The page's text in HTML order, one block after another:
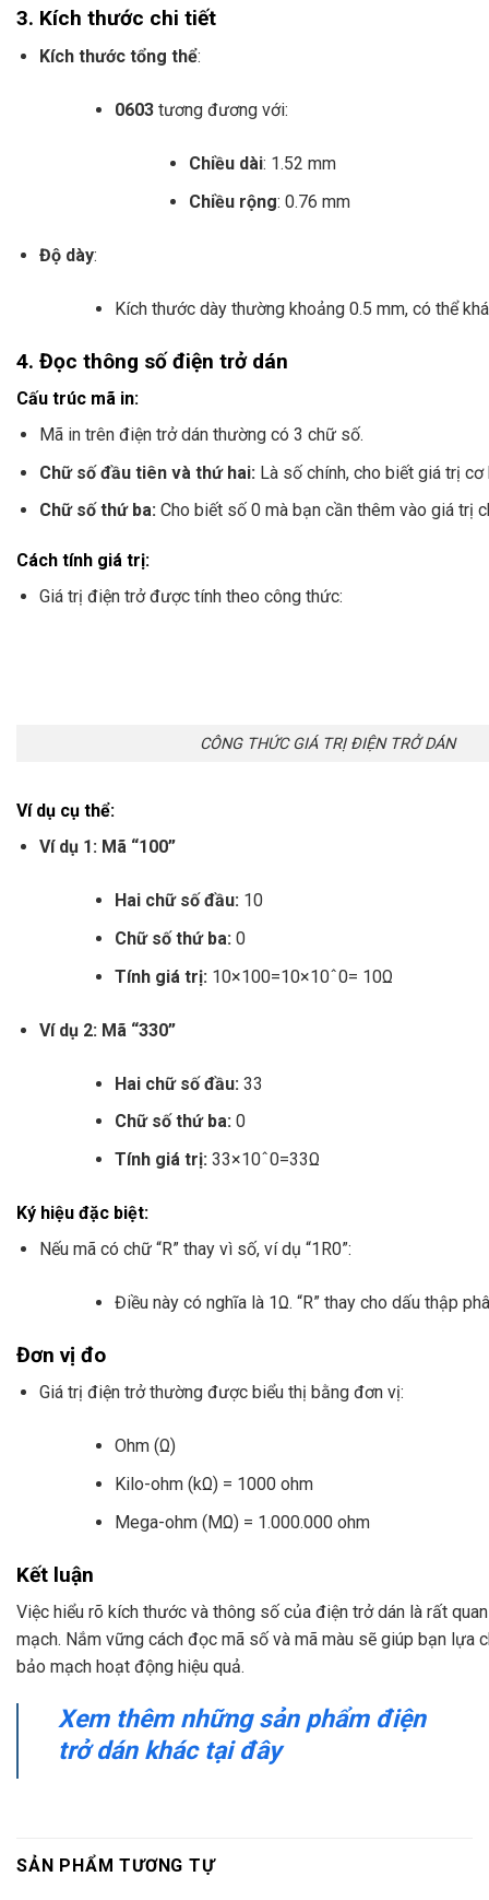
3. Kích thước chi tiết
Kích thước tổng thể:
0603tương đương với:
Chiều dài: 1.52 mm
Chiều rộng: 0.76 mm
Độ dày:
Kích thước dày thường khoảng 0.5 mm, có thể
4. Đọc thông số điện trở dán
Cấu trúc mã in:
Mã in trên điện trở dán thường có 3 chữ số.
Chữ số đầu tiên và thứ hai: Là số chính, cho biết giá trị
Chữ số thứ ba:Cho biết số 0 mà bạn cần thêm vào giá trị
Cách tính giá trị:
Giá trị điện trở được tính theo công thức:
CÔNG THỨC GIÁ TRỊ ĐIỆN TRỞ DÁN
Ví dụ cụ thể:
Ví dụ 1: Mã “100”
Hai chữ số đầu:10
Chữ số thứ ba:0
Tính giá trị: 10×100=10×10ˆ0= 10Ω
Ví dụ 2: Mã “330”
Hai chữ số đầu: 33
Chữ số thứ ba:0
Tính giá trị: 33×10ˆ0=33Ω
Ký hiệu đặc biệt:
Nếu mã có chữ “R” thay vì số, ví dụ “1R0”:
Điều này có nghĩa là 1Ω. “R” thay cho dấu thập
Đơn vị đo
Giá trị điện trở thường được biểu thị bằng đơn vị:
Ohm (Ω)
Kilo-ohm (kΩ) = 1000 ohm
Mega-ohm (MΩ) = 1.000.000 ohm
Kết luận
Việc hiểu rõ kích thước và thông số của điện trở dán là rất
mạch. Nắm vững cách đọc mã số và mã màu sẽ giúp bạn lựa
bảo mạch hoạt động hiệu quả.
Xem thêm những sản phẩm điện
trở dán khác tại đây
SẢN PHẨM TƯƠNG TỰ